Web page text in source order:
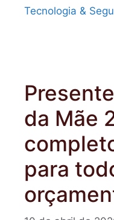
Tecnologia &
da Mãe
para